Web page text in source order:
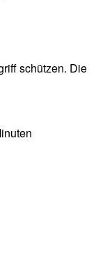
schützen. Die